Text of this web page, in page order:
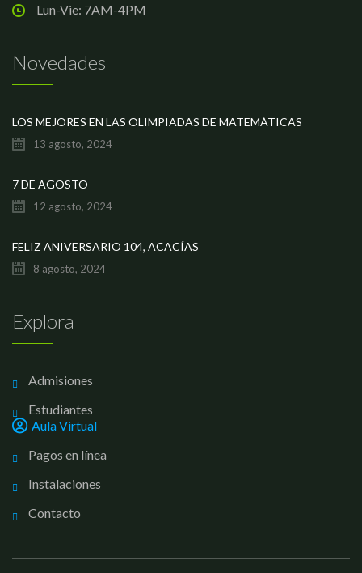
Lun-Vie: 7AM-4PM
Novedades
LOS MEJORES EN LAS OLIMPIADAS DE MATEMÁTICAS
13 agosto, 2024
7 DE AGOSTO
12 agosto, 2024
FELIZ ANIVERSARIO 104, ACACÍAS
8 agosto, 2024
Explora
Admisiones
Estudiantes
Aula Virtual
Pagos en línea
Instalaciones
Contacto